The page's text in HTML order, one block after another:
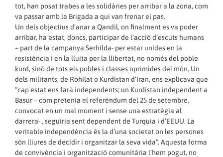
tot, han posat trabes a les solidàries per arribar a la zona, com
va passar amb la Brigada a qui van frenar el pas.
Un dels objectius d’anar a Qandil, on finalment es va poder
arribar, ha estat, doncs, participar de l’acció d’escuts humans
– part de la campanya Serhilda- per estar unides en la
resistència i en la lluita per la llibertat, no només del poble
kurd, sinó de tots els pobles i classes oprimides del món. Un
dels militants, de Rohilat o Kurdistan d’Iran, ens explicava que
“cap estat ens farà independents; un Kurdistan independent a
Basur – com pretenia el referèndum del 25 de setembre,
convocat en un mal moment i sense una estratègia al
darrera- , seguiria sent dependent de Turquia i d’EEUU. La
veritable independència és la d’una societat on les persones
són lliures de decidir i organitzar la seva vida”. Aquesta forma
de convivència i organització comunitària l’hem pogut, no